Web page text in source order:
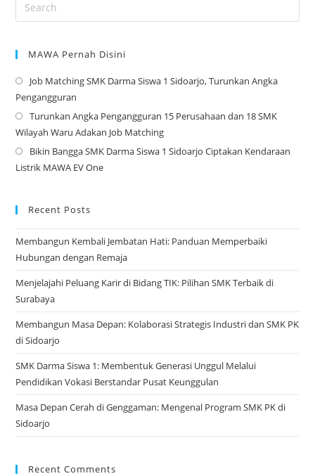
MAWA Pernah Disini
Job Matching SMK Darma Siswa 1 Sidoarjo, Turunkan Angka
Pengangguran
Turunkan Angka Pengangguran 15 Perusahaan dan 18 SMK
Wilayah Waru Adakan Job Matching
Bikin Bangga SMK Darma Siswa 1 Sidoarjo Ciptakan Kendaraan
Listrik MAWA EV One
Recent Posts
Membangun Kembali Jembatan Hati: Panduan Memperbaiki
Hubungan dengan Remaja
Menjelajahi Peluang Karir di Bidang TIK: Pilihan SMK Terbaik di
Surabaya
Membangun Masa Depan: Kolaborasi Strategis Industri dan SMK PK
di Sidoarjo
SMK Darma Siswa 1: Membentuk Generasi Unggul Melalui
Pendidikan Vokasi Berstandar Pusat Keunggulan
Masa Depan Cerah di Genggaman: Mengenal Program SMK PK di
Sidoarjo
Recent Comments